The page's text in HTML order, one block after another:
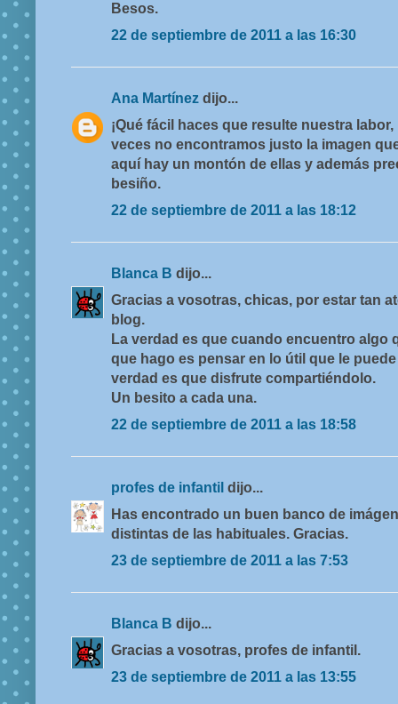
Besos.
22 de septiembre de 2011 a las 16:30
Ana Martínez dijo...
¡Qué fácil haces que resulte nuestra
veces no encontramos justo la imagen
aquí hay un montón de ellas y además
besiño.
22 de septiembre de 2011 a las 18:12
Blanca B dijo...
Gracias a vosotras, chicas, por estar tan
blog.
La verdad es que cuando encuentro algo
que hago es pensar en lo útil que le
verdad es que disfrute compartiéndolo.
Un besito a cada una.
22 de septiembre de 2011 a las 18:58
profes de infantil dijo...
Has encontrado un buen banco de
distintas de las habituales. Gracias.
23 de septiembre de 2011 a las 7:53
Blanca B dijo...
Gracias a vosotras, profes de infantil.
23 de septiembre de 2011 a las 13:55